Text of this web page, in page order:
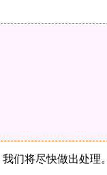
们将尽快做出处理。